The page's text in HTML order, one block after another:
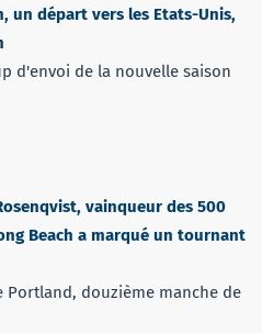
un départ vers les Etats-Unis,
d'envoi de la nouvelle saison
vainqueur des 500
Beach a marqué un tournant
Portland, douzième manche de